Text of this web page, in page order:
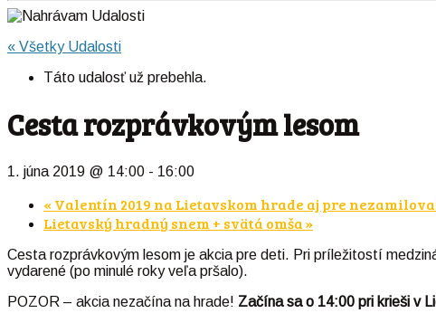
« Všetky Udalosti
Táto udalosť už prebehla.
Cesta rozprávkovým lesom
1. júna 2019 @ 14:00 - 16:00
«Valentín 2019 na Lietavskom hrade aj pre
Lietavský hradný snem + svätá omša»
Cesta rozprávkovým lesom je akcia pre deti. Pri príležitostí
vydarené (po minulé roky veľa pršalo).
POZOR – akcia nezačína na hrade! Začína sa o 14:00 pri krieši v